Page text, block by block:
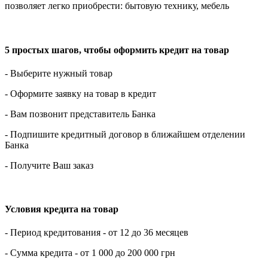
позволяет легко приобрести: бытовую технику, мебель
5 простых шагов, чтобы оформить кредит на товар
- Выберите нужный товар
- Оформите заявку на товар в кредит
- Вам позвонит представитель Банка
- Подпишите кредитный договор в ближайшем отделении
Банка
- Получите Ваш заказ
Условия кредита на товар
- Период кредитования - от 12 до 36 месяцев
- Сумма кредита - от 1 000 до 200 000 грн